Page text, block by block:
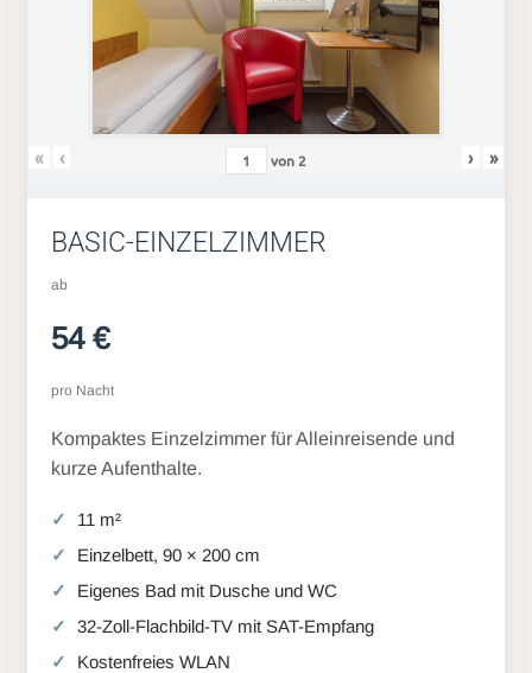
« ‹ von 2 › »
BASIC-EINZELZIMMER
ab
54 €
pro Nacht
Kompaktes Einzelzimmer für Alleinreisende und
kurze Aufenthalte.
11 m²
Einzelbett, 90 × 200 cm
Eigenes Bad mit Dusche und WC
32-Zoll-Flachbild-TV mit SAT-Empfang
Kostenfreies WLAN